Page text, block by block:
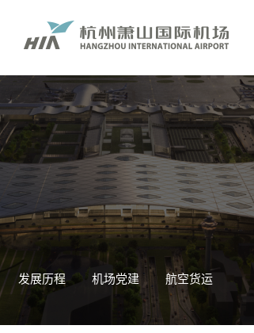
发展历程 机场党建 航空货运